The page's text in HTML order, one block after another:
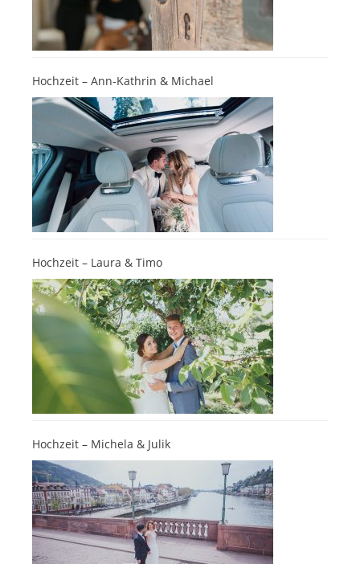
Hochzeit – Ann-Kathrin & Michael
Hochzeit – Laura & Timo
Hochzeit – Michela & Julik